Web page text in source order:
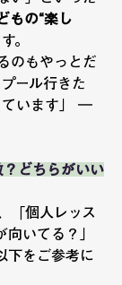
もの“楽し
。
のもやっとだ
ール行きた
ています」 ―
どちらがいい
「個人レッス
向いてる？」
下をご参考に